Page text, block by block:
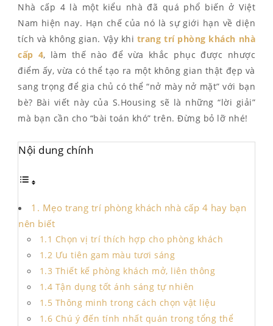
Nhà cấp 4 là một kiểu nhà đã quá phổ biến ở Việt
Nam hiện nay. Hạn chế của nó là sự giới hạn về diện
tích và không gian. Vậy khi trang trí phòng khách nhà
cấp 4, làm thế nào để vừa khắc phục được nhược
điểm ấy, vừa có thể tạo ra một không gian thật đẹp và
sang trọng để gia chủ có thể “nở mày nở mặt” với bạn
bè? Bài viết này của S.Housing sẽ là những “lời giải”
mà bạn cần cho “bài toán khó” trên. Đừng bỏ lỡ nhé!
Nội dung chính
1. Mẹo trang trí phòng khách nhà cấp 4 hay bạn
nên biết
1.1 Chọn vị trí thích hợp cho phòng khách
1.2 Ưu tiên gam màu tươi sáng
1.3 Thiết kế phòng khách mở, liên thông
1.4 Tận dụng tốt ánh sáng tự nhiên
1.5 Thông minh trong cách chọn vật liệu
1.6 Chú ý đến tính nhất quán trong tổng thể